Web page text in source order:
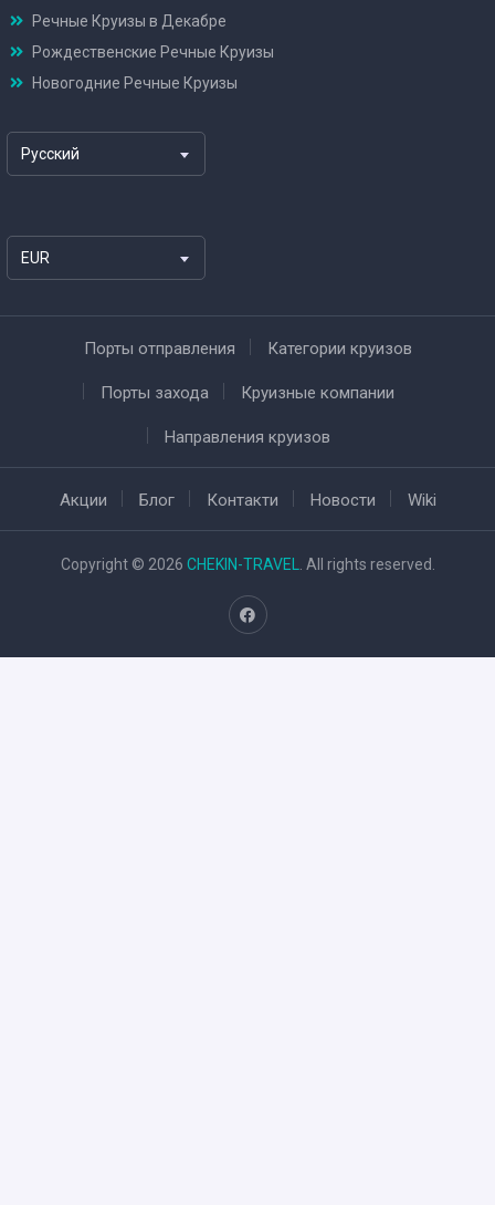
Речные Круизы в Декабре
Рождественские Речные Круизы
Новогодние Речные Круизы
Русский
EUR
Порты отправления Категории круизов
Порты захода Круизные компании
Направления круизов
Акции Блог Контакти Новости Wiki
Copyright © 2026 CHEKIN-TRAVEL . All rights reserved.